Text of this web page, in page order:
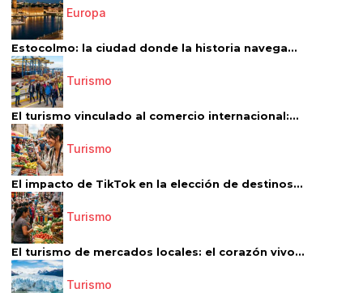
Europa
Estocolmo: la ciudad donde la historia navega...
Turismo
El turismo vinculado al comercio internacional:...
Turismo
El impacto de TikTok en la elección de destinos...
Turismo
El turismo de mercados locales: el corazón vivo...
Turismo